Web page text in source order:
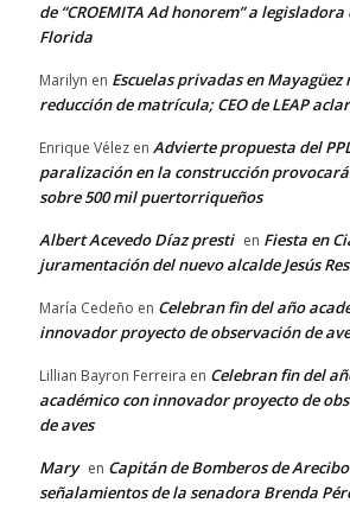
de “CROEMITA Ad honorem” a legisladora
Florida
Marilyn en Escuelas privadas en
reducción de matrícula; CEO de LEAP
Enrique Vélez en Advierte propuesta del
paralización en la construcción
sobre 500 mil puertorriqueños
Albert Acevedo Díaz presti en Fiesta en
juramentación del nuevo alcalde Jesús
María Cedeño en Celebran fin del año
innovador proyecto de observación de
Lillian Bayron Ferreira en Celebran fin del
académico con innovador proyecto de
de aves
Mary en Capitán de Bomberos de
señalamientos de la senadora Brenda